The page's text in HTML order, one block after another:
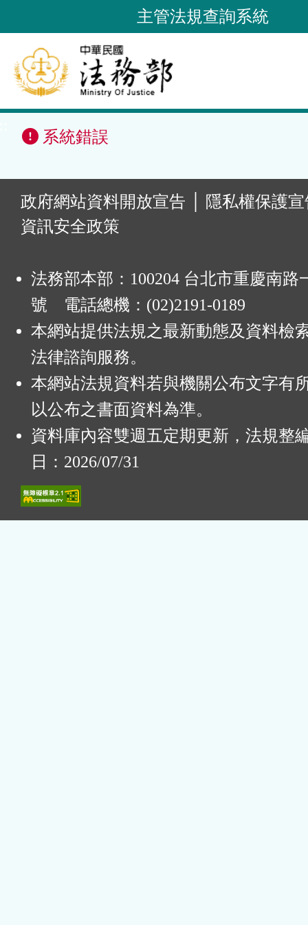
到
要
內
容
區
主管法規查詢系統
系統錯誤
政府網站資料開放宣告
隱私權保護
資訊安全政策
法務部本部：100204 台北市重慶南路
號 電話總機：(02)2191-0189
本網站提供法規之最新動態及資料檢
法律諮詢服務。
本網站法規資料若與機關公布文字有
以公布之書面資料為準。
資料庫內容雙週五定期更新，法規整
日：2026/07/31